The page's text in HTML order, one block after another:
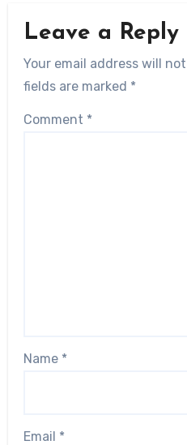
Leave a Reply
Your email address will
fields are marked *
Comment *
Name *
Email *